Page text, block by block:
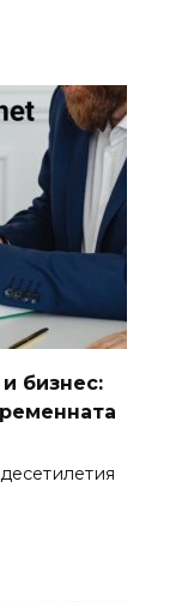
бизнес: